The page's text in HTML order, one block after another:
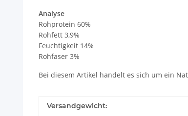
Analyse
Rohprotein 60%
Rohfett 3,9%
Feuchtigkeit 14%
Rohfaser 3%
Bei diesem Artikel handelt es sich um ein
Versandgewicht: